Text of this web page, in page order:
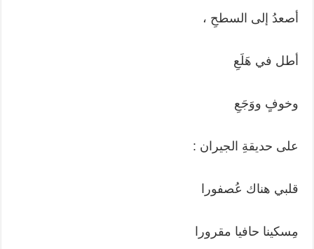
أصعدُ إلى السطحِ ،
أطل في هَلَعِ
وخوفٍ ووَجَعِ
على حديقةِ الجيران :
قلبي هناك عُصفورا
مِسكينا حافيا مقرورا